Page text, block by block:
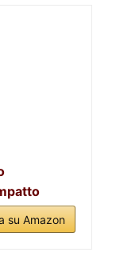
su Amazon